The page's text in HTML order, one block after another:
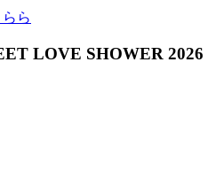
ら
LOVE SHOWER 2026